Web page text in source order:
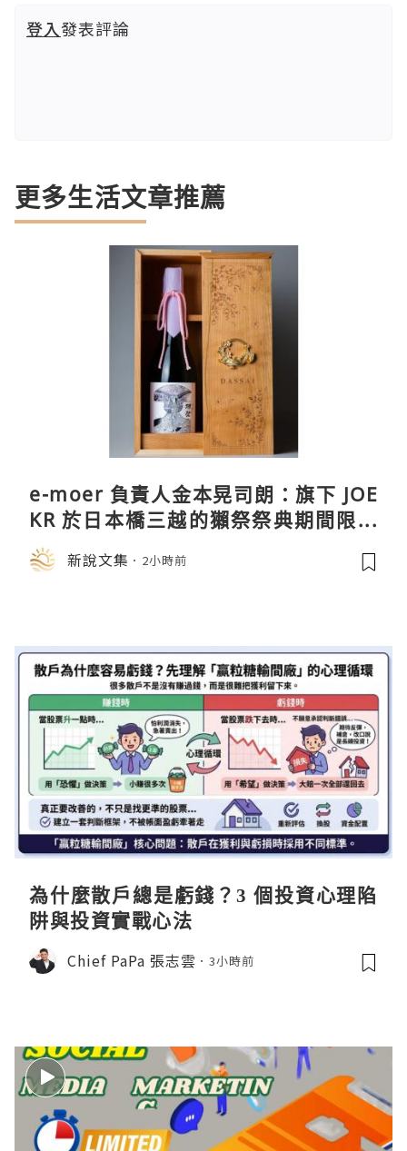
登入發表評論
更多生活文章推薦
e-moer 負責人金本晃司朗：旗下 JOE
KR 於日本橋三越的獺祭祭典期間限定
店中，與日伸貴金属的東京銀器工匠一
同參展新說文集 2小時前
為什麼散戶總是虧錢？3 個投資心理陷
阱與投資實戰心法
Chief PaPa 張志雲 3小時前